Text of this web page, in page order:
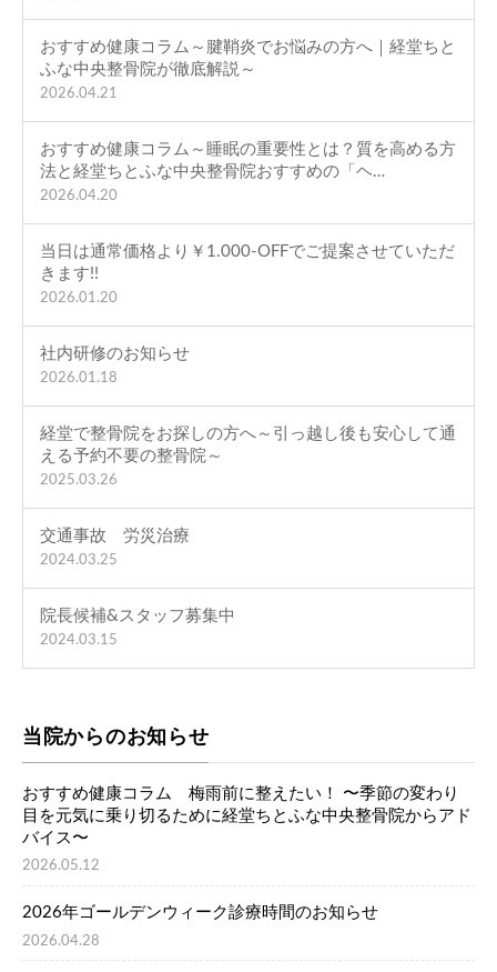
おすすめ健康コラム～腱鞘炎でお悩みの方へ｜経堂ちと
ふな中央整骨院が徹底解説～
2026.04.21
おすすめ健康コラム～睡眠の重要性とは？質を高める方
法と経堂ちとふな中央整骨院おすすめの「ヘ…
2026.04.20
当日は通常価格より￥1.000-OFFでご提案させていただ
きます!!
2026.01.20
社内研修のお知らせ
2026.01.18
経堂で整骨院をお探しの方へ～引っ越し後も安心して通
える予約不要の整骨院～
2025.03.26
交通事故 労災治療
2024.03.25
院長候補&スタッフ募集中
2024.03.15
当院からのお知らせ
おすすめ健康コラム 梅雨前に整えたい！ 〜季節の変わり
目を元気に乗り切るために経堂ちとふな中央整骨院からアド
バイス〜
2026.05.12
2026年ゴールデンウィーク診療時間のお知らせ
2026.04.28